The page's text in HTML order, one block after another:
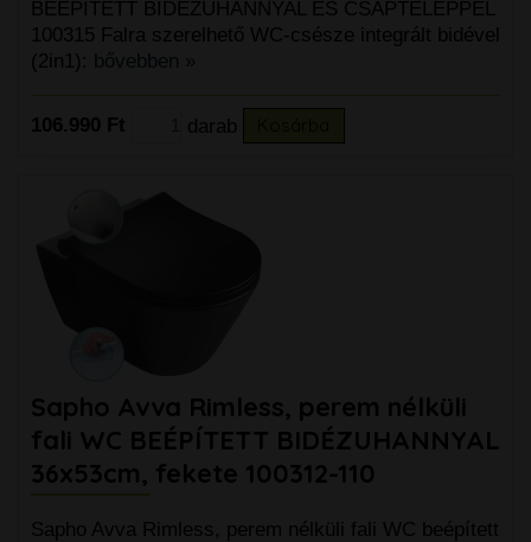
BEÉPÍTETT BIDÉZUHANNYAL ÉS CSAPTELEPPEL
100315 Falra szerelhető WC-csésze integrált bidével
(2in1): bővebben »
106.990 Ft darab
Sapho Avva Rimless, perem nélküli
fali WC BEÉPÍTETT BIDÉZUHANNYAL
36x53cm, fekete 100312-110
Sapho Avva Rimless, perem nélküli fali WC beépített